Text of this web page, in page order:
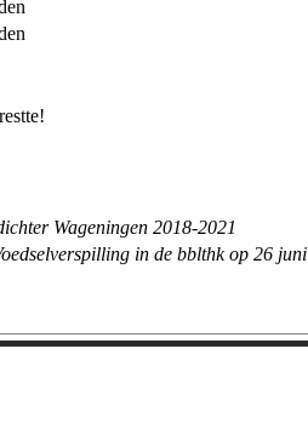
Wageningen 2018-2021
in de bblthk op 26 juni